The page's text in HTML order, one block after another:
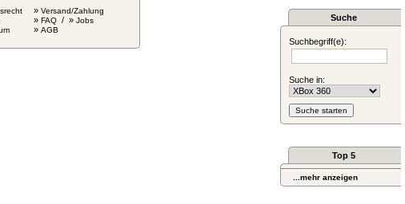
» Versand/Zahlung
» FAQ / » Jobs
» AGB
Suche
Suchbegriff(e):
Suche in:
Top 5
...mehr anzeigen